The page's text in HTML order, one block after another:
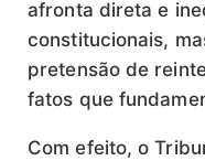
afronta direta e
constitucionais,
pretensão de
fatos que
Com efeito, o